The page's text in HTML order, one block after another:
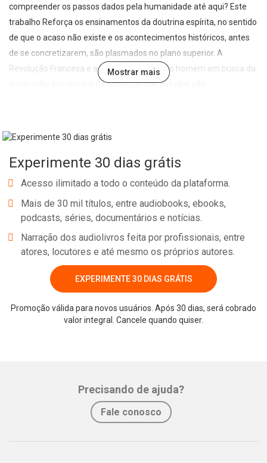
compreender os passos dados pela humanidade até aqui? Este
trabalho Reforça os ensinamentos da doutrina espírita, no sentido
de que o acaso não existe e os acontecimentos históricos, antes
de se concretizarem, são plasmados no plano superior. A
Revolução Francesa e a caminhada atual do homem em busca da
superação dos vícios e da aquisição das virtudes são
e desempenhando diferentes papéis, através de múltiplas
universal, regido pela lei do progresso e sob a orientação de Jesus.
Integra a Coleção A História à Luz do Espiritismo, composta pelos
à Luz do Espiritismo, A – Antiga e Medieval e História à Luz do
Espiritismo, A – Contemporânea.
Mostrar mais
Experimente 30 dias grátis
Acesso ilimitado a todo o conteúdo da plataforma.
Mais de 30 mil títulos, entre audiobooks, ebooks,
podcasts, séries, documentários e notícias.
Narração dos audiolivros feita por profissionais, entre
atores, locutores e até mesmo os próprios autores.
EXPERIMENTE 30 DIAS GRÁTIS
Promoção válida para novos usuários. Após 30 dias, será cobrado
valor integral. Cancele quando quiser.
Precisando de ajuda?
Fale conosco
Whatsapp Facebook Twitter E-mail